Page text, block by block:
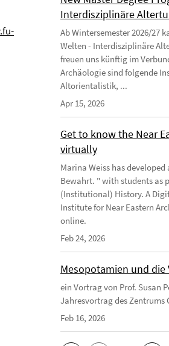
Interdisziplinäre
Ab Wintersemester 2026/27
Welten - Interdisziplinäre
freuen uns künftig im
Archäologie sind folgende
Altorientalistik, ...
Apr 15, 2026
Get to know the Near
virtually
Marina Weiss has
Bewahrt. " with students as
(Institutional) History. A
Institute for Near Eastern
online.
Feb 24, 2026
Mesopotamien und die
ein Vortrag von Prof. Susan
Jahresvortrag des
Feb 16, 2026